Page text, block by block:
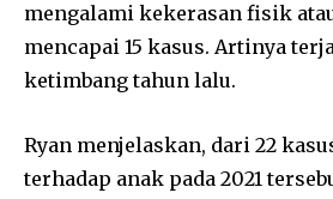
mengalami kekerasan fisik
mencapai 15 kasus. Artinya
ketimbang tahun lalu.
Ryan menjelaskan, dari 22
terhadap anak pada 2021